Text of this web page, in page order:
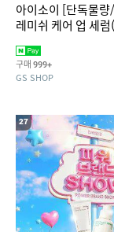
아이소이 [단독물
레미쉬 케어 업 세
2027-04-24)
구매 999+
GS SHOP
27